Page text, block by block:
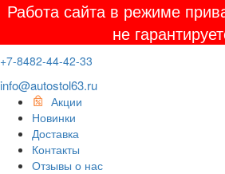
Работа сайта в режиме
не
+7-8482-44-42-33
info@autostol63.ru
Акции
Новинки
Доставка
Контакты
Отзывы о нас